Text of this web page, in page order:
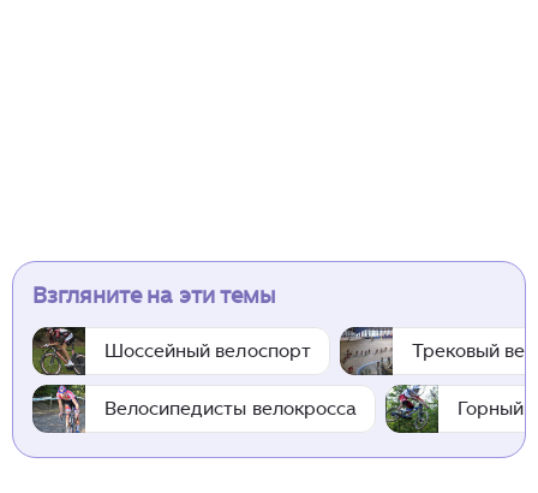
Взгляните на эти темы
Шоссейный велоспорт Трековый
Велосипедисты велокросса Горный